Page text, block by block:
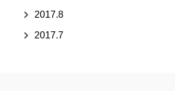
2017.8
2017.7